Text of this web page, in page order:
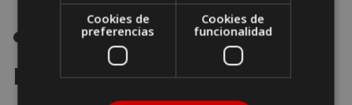
¿De verdad lo van a
recordar?
Cookies de
preferencias
Cookies de
funcionalidad